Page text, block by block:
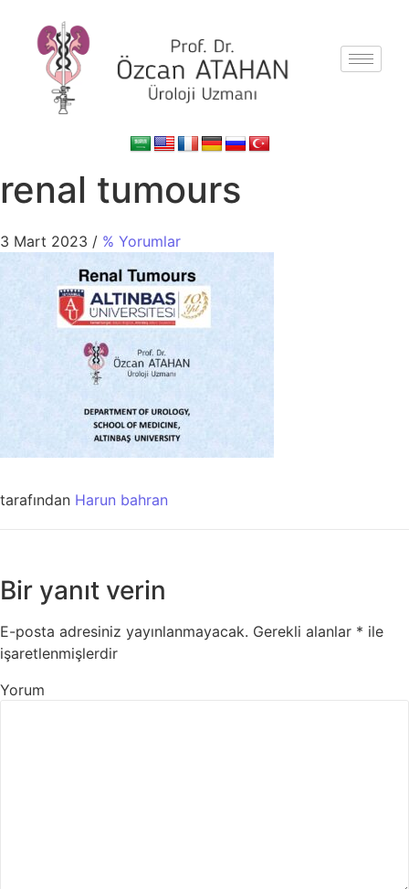
renal tumours
3 Mart 2023 / % Yorumlar
tarafından Harun bahran
Bir yanıt verin
E-posta adresiniz yayınlanmayacak. Gerekli alanlar * ile
işaretlenmişlerdir
Yorum